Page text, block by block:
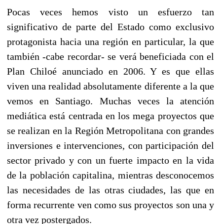
Pocas veces hemos visto un esfuerzo tan
significativo de parte del Estado como exclusivo
protagonista hacia una región en particular, la que
también -cabe recordar- se verá beneficiada con el
Plan Chiloé anunciado en 2006. Y es que ellas
viven una realidad absolutamente diferente a la que
vemos en Santiago. Muchas veces la atención
mediática está centrada en los mega proyectos que
se realizan en la Región Metropolitana con grandes
inversiones e intervenciones, con participación del
sector privado y con un fuerte impacto en la vida
de la población capitalina, mientras desconocemos
las necesidades de las otras ciudades, las que en
forma recurrente ven como sus proyectos son una y
otra vez postergados.